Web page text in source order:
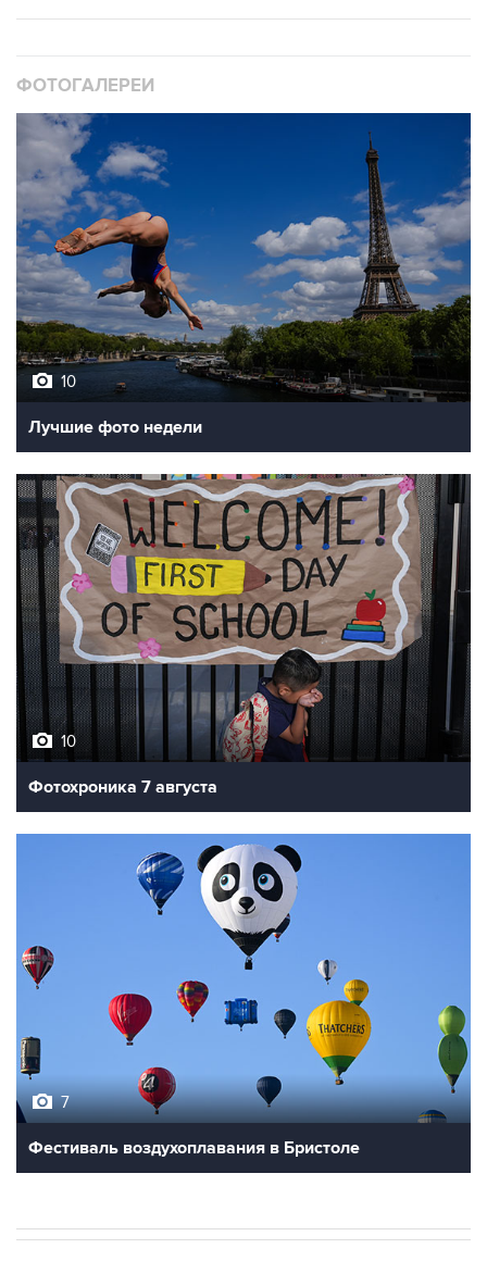
ФОТОГАЛЕРЕИ
10
Лучшие фото недели
10
Фотохроника 7 августа
7
Фестиваль воздухоплавания в Бристоле